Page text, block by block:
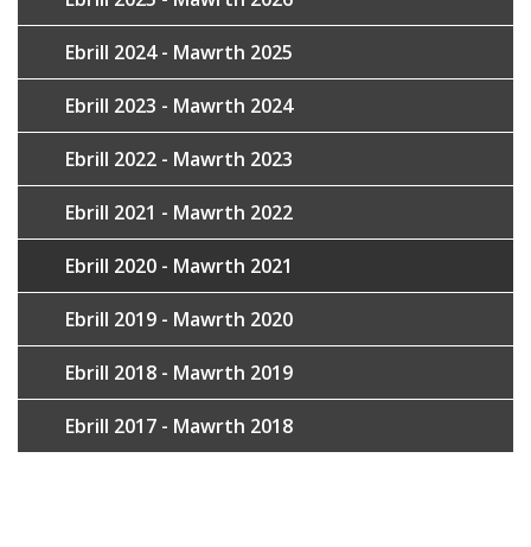
Ebrill 2024 - Mawrth 2025
Ebrill 2023 - Mawrth 2024
Ebrill 2022 - Mawrth 2023
Ebrill 2021 - Mawrth 2022
Ebrill 2020 - Mawrth 2021
Ebrill 2019 - Mawrth 2020
Ebrill 2018 - Mawrth 2019
Ebrill 2017 - Mawrth 2018